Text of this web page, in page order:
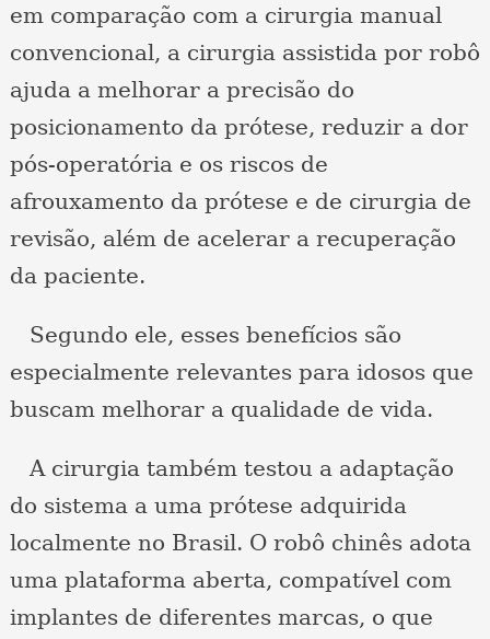
em comparação com a cirurgia manual
convencional, a cirurgia assistida por robô
ajuda a melhorar a precisão do
posicionamento da prótese, reduzir a dor
pós-operatória e os riscos de
afrouxamento da prótese e de cirurgia de
revisão, além de acelerar a recuperação
da paciente.
Segundo ele, esses benefícios são
especialmente relevantes para idosos que
buscam melhorar a qualidade de vida.
A cirurgia também testou a adaptação
do sistema a uma prótese adquirida
localmente no Brasil. O robô chinês adota
uma plataforma aberta, compatível com
implantes de diferentes marcas, o que